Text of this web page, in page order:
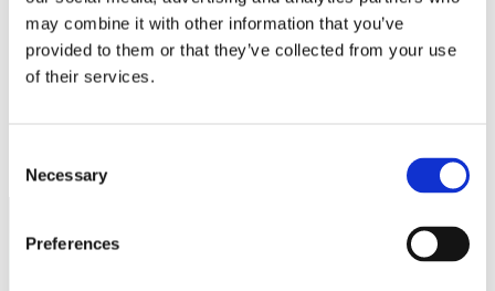
may combine it with other information that you’ve
provided to them or that they’ve collected from your use
of their services.
Selection
Necessary
Preferences
サポート
English
Deutsch